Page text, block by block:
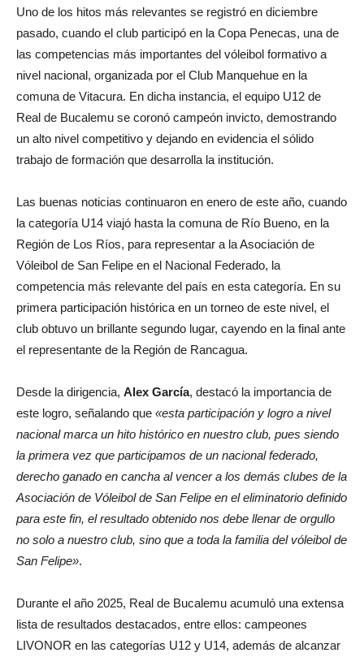
Uno de los hitos más relevantes se registró en diciembre
pasado, cuando el club participó en la Copa Penecas, una de
las competencias más importantes del vóleibol formativo a
nivel nacional, organizada por el Club Manquehue en la
comuna de Vitacura. En dicha instancia, el equipo U12 de
Real de Bucalemu se coronó campeón invicto, demostrando
un alto nivel competitivo y dejando en evidencia el sólido
trabajo de formación que desarrolla la institución.
Las buenas noticias continuaron en enero de este año, cuando
la categoría U14 viajó hasta la comuna de Río Bueno, en la
Región de Los Ríos, para representar a la Asociación de
Vóleibol de San Felipe en el Nacional Federado, la
competencia más relevante del país en esta categoría. En su
primera participación histórica en un torneo de este nivel, el
club obtuvo un brillante segundo lugar, cayendo en la final ante
el representante de la Región de Rancagua.
Desde la dirigencia, Alex García, destacó la importancia de
este logro, señalando que «esta participación y logro a nivel
nacional marca un hito histórico en nuestro club, pues siendo
la primera vez que participamos de un nacional federado,
derecho ganado en cancha al vencer a los demás clubes de la
Asociación de Vóleibol de San Felipe en el eliminatorio definido
para este fin, el resultado obtenido nos debe llenar de orgullo
no solo a nuestro club, sino que a toda la familia del vóleibol de
San Felipe».
Durante el año 2025, Real de Bucalemu acumuló una extensa
lista de resultados destacados, entre ellos: campeones
LIVONOR en las categorías U12 y U14, además de alcanzar